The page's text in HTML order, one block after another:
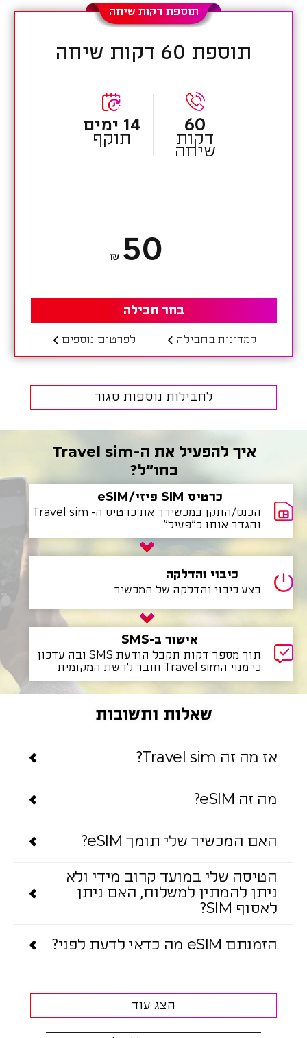
תוספת דקות שיחה
תוספת 60 דקות שיחה
60
דקות
שיחה
14 ימים
תוקף
₪ 50
למדינות בחבילה לפרטים נוספים
בחר חבילה
לחבילות נוספות סגור
איך להפעיל את ה-Travel sim
בחו"ל?
כרטיס SIM פיזי/eSIM
הכנס/התקן במכשירך את כרטיס ה- Travel sim
והגדר אותו כ"פעיל".
כיבוי והדלקה
בצע כיבוי והדלקה של המכשיר
אישור ב-SMS
תוך מספר דקות תקבל הודעת SMS ובה עדכון
כי מנוי הTravel sim חובר לרשת המקומית
שאלות ותשובות
אז מה זה Travel sim?
מה זה eSIM?
האם המכשיר שלי תומך eSIM?
הטיסה שלי במועד קרוב מידי ולא
ניתן להמתין למשלוח, האם ניתן
לאסוף SIM?
הזמנתם eSIM מה כדאי לדעת לפני?
הצג עוד